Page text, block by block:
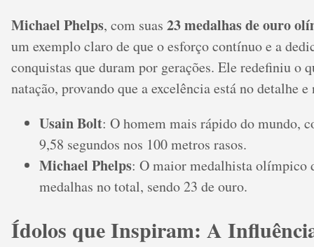
Michael Phelps, com suas 23 medalhas de ouro
um exemplo claro de que o esforço contínuo e a
conquistas que duram por gerações. Ele redefiniu o
natação, provando que a excelência está no detalhe e
Usain Bolt: O homem mais rápido do mundo,
9,58 segundos nos 100 metros rasos.
Michael Phelps: O maior medalhista olímpico
medalhas no total, sendo 23 de ouro.
Ídolos que Inspiram: A